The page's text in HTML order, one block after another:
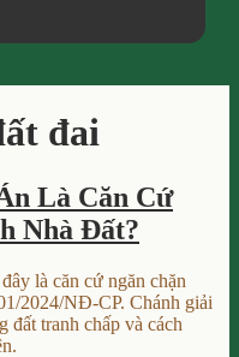
đai
Là Căn Cứ
Nhà Đất?
là căn cứ ngăn chặn
2024/NĐ-CP. Chánh giải
đất tranh chấp và cách